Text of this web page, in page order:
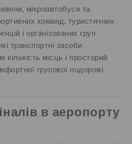
мікроавтобуси та
команд, туристичних
і організованих груп
транспортні засоби
місць і просторий
групової подорожі.
в аеропорту